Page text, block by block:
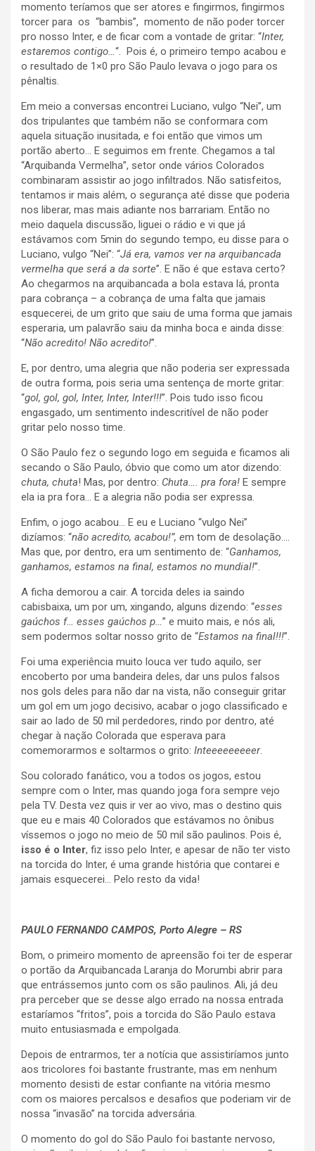
momento teríamos que ser atores e fingirmos, fingirmos
torcer para os “bambis”, momento de não poder torcer
pro nosso Inter, e de ficar com a vontade de gritar: “Inter,
estaremos contigo…“. Pois é, o primeiro tempo acabou e
o resultado de 1×0 pro São Paulo levava o jogo para os
pênaltis.
Em meio a conversas encontrei Luciano, vulgo “Nei”, um
dos tripulantes que também não se conformara com
aquela situação inusitada, e foi então que vimos um
portão aberto… E seguimos em frente. Chegamos a tal
“Arquibanda Vermelha”, setor onde vários Colorados
combinaram assistir ao jogo infiltrados. Não satisfeitos,
tentamos ir mais além, o segurança até disse que poderia
nos liberar, mas mais adiante nos barrariam. Então no
meio daquela discussão, liguei o rádio e vi que já
estávamos com 5min do segundo tempo, eu disse para o
Luciano, vulgo “Nei”: “Já era, vamos ver na arquibancada
vermelha que será a da sorte”. E não é que estava certo?
Ao chegarmos na arquibancada a bola estava lá, pronta
para cobrança – a cobrança de uma falta que jamais
esquecerei, de um grito que saiu de uma forma que jamais
esperaria, um palavrão saiu da minha boca e ainda disse:
“Não acredito! Não acredito!”.
E, por dentro, uma alegria que não poderia ser expressada
de outra forma, pois seria uma sentença de morte gritar:
“gol, gol, gol, Inter, Inter, Inter!!!”. Pois tudo isso ficou
engasgado, um sentimento indescritível de não poder
gritar pelo nosso time.
O São Paulo fez o segundo logo em seguida e ficamos ali
secando o São Paulo, óbvio que como um ator dizendo:
chuta, chuta! Mas, por dentro: Chuta…. pra fora! E sempre
ela ia pra fora… E a alegria não podia ser expressa.
Enfim, o jogo acabou… E eu e Luciano “vulgo Nei”
dizíamos: “não acredito, acabou!”, em tom de desolação….
Mas que, por dentro, era um sentimento de: “Ganhamos,
ganhamos, estamos na final, estamos no mundial!”.
A ficha demorou a cair. A torcida deles ia saindo
cabisbaixa, um por um, xingando, alguns dizendo: “esses
gaúchos f… esses gaúchos p…” e muito mais, e nós ali,
sem podermos soltar nosso grito de “Estamos na final!!!”.
Foi uma experiência muito louca ver tudo aquilo, ser
encoberto por uma bandeira deles, dar uns pulos falsos
nos gols deles para não dar na vista, não conseguir gritar
um gol em um jogo decisivo, acabar o jogo classificado e
sair ao lado de 50 mil perdedores, rindo por dentro, até
chegar à nação Colorada que esperava para
comemorarmos e soltarmos o grito: Inteeeeeeeeer.
Sou colorado fanático, vou a todos os jogos, estou
sempre com o Inter, mas quando joga fora sempre vejo
pela TV. Desta vez quis ir ver ao vivo, mas o destino quis
que eu e mais 40 Colorados que estávamos no ônibus
víssemos o jogo no meio de 50 mil são paulinos. Pois é,
isso é o Inter, fiz isso pelo Inter, e apesar de não ter visto
na torcida do Inter, é uma grande história que contarei e
jamais esquecerei… Pelo resto da vida!
PAULO FERNANDO CAMPOS, Porto Alegre – RS
Bom, o primeiro momento de apreensão foi ter de esperar
o portão da Arquibancada Laranja do Morumbi abrir para
que entrássemos junto com os são paulinos. Ali, já deu
pra perceber que se desse algo errado na nossa entrada
estaríamos “fritos”, pois a torcida do São Paulo estava
muito entusiasmada e empolgada.
Depois de entrarmos, ter a notícia que assistiríamos junto
aos tricolores foi bastante frustrante, mas em nenhum
momento desisti de estar confiante na vitória mesmo
com os maiores percalsos e desafios que poderiam vir de
nossa “invasão” na torcida adversária.
O momento do gol do São Paulo foi bastante nervoso,